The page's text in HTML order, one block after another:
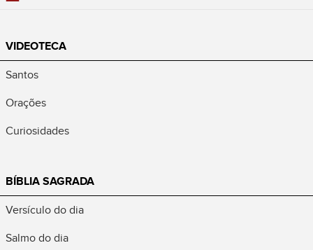
VIDEOTECA
Santos
Orações
Curiosidades
BÍBLIA SAGRADA
Versículo do dia
Salmo do dia